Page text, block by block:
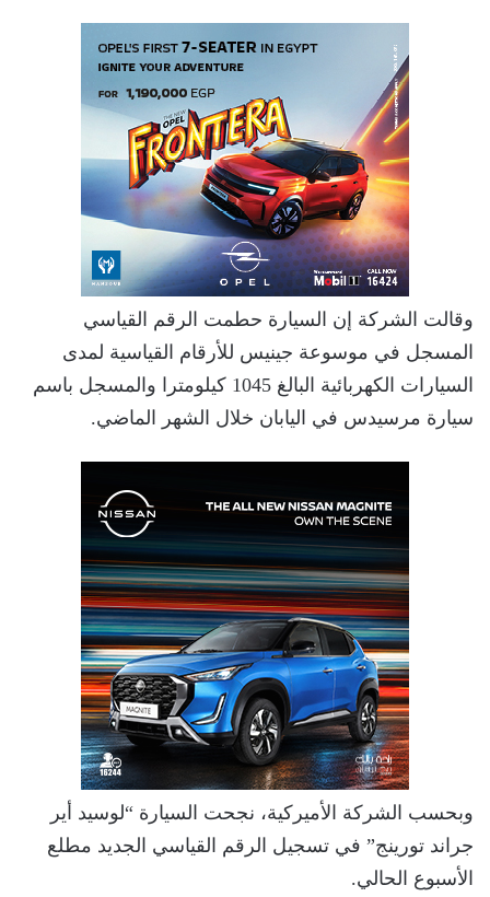
وقالت الشركة إن السيارة حطمت الرقم القياسي
المسجل في موسوعة جينيس للأرقام القياسية لمدى
السيارات الكهربائية البالغ 1045 كيلومترا والمسجل باسم
سيارة مرسيدس في اليابان خلال الشهر الماضي.
وبحسب الشركة الأميركية، نجحت السيارة “لوسيد أير
جراند تورينج” في تسجيل الرقم القياسي الجديد مطلع
الأسبوع الحالي.